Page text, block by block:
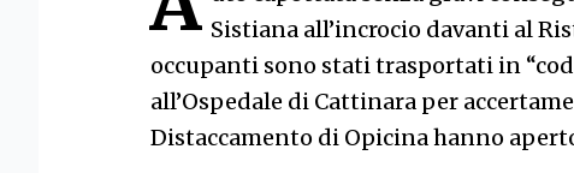
Sistiana all’incrocio davanti al
occupanti sono stati trasportati in
all’Ospedale di Cattinara per
Distaccamento di Opicina hanno